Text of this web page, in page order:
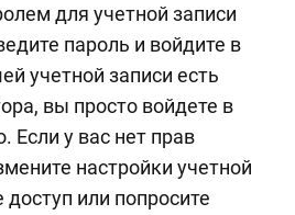
для учетной записи
пароль и войдите в
учетной записи есть
вы просто войдете в
Если у вас нет прав
настройки учетной
или попросите